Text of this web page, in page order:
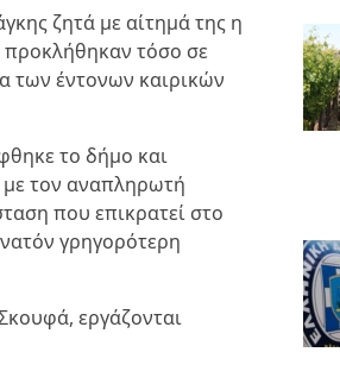
ζητά με αίτημά της η
προκλήθηκαν τόσο σε
των έντονων καιρικών
το δήμο και
με τον αναπληρωτή
που επικρατεί στο
γρηγορότερη
εργάζονται